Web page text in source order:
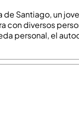
Santiago, un
diversos
personal, el